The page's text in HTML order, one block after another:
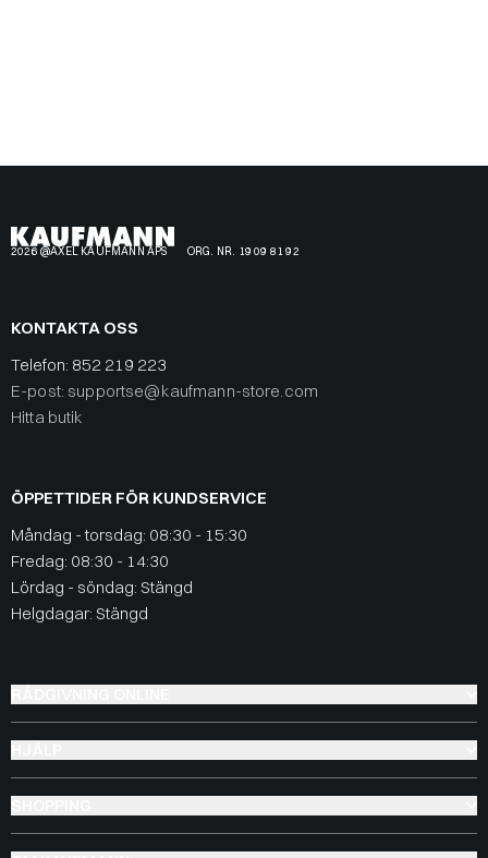
2026 @AXEL KAUFMANN APS ORG. NR. 19 09 81 92
KONTAKTA OSS
Telefon: 852 219 223
E-post: supportse@kaufmann-store.com
Hitta butik
ÖPPETTIDER FÖR KUNDSERVICE
Måndag - torsdag: 08:30 - 15:30
Fredag: 08:30 - 14:30
Lördag - söndag: Stängd
Helgdagar: Stängd